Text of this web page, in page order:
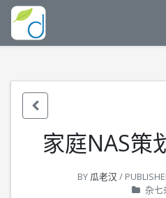
家庭NAS策
BY 瓜老汉 /
杂七